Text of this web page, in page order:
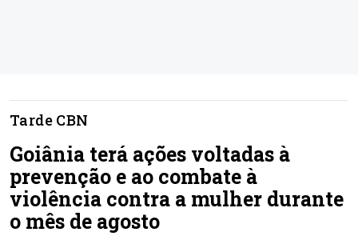
Tarde CBN
Goiânia terá ações voltadas à
prevenção e ao combate à
violência contra a mulher durante
o mês de agosto